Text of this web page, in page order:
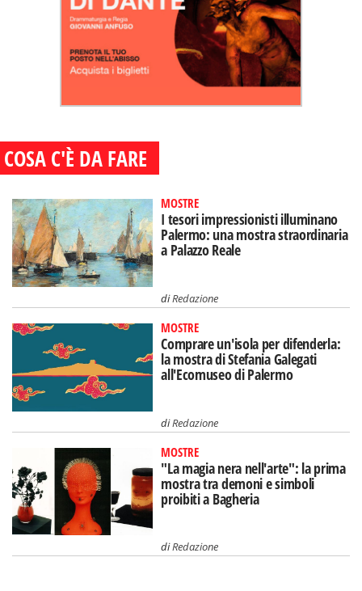
COSA C'È DA FARE
MOSTRE
I tesori impressionisti illuminano
Palermo: una mostra straordinaria
a Palazzo Reale
diRedazione
MOSTRE
Comprare un'isola per difenderla:
la mostra di Stefania Galegati
all'Ecomuseo di Palermo
diRedazione
MOSTRE
"La magia nera nell'arte": la prima
mostra tra demoni e simboli
proibiti a Bagheria
diRedazione